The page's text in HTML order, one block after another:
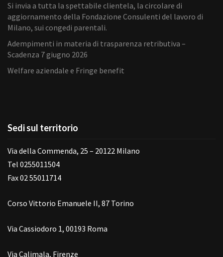
Si invia a tutta la spettabile clientela, la circolare di
aggiornamento della Fondazione Consulenti del lavoro di
Milano, sui congedi parentali.
Adempimenti in materia di trasparenza retributiva –
Scadenza 7 giugno 2026
Welfare aziendale e Fringe benefit
Sedi sul territorio
Via della Commenda, 25 – 20122 Milano
Tel 0255011504
Fax 02 55011714
Corso Vittorio Emanuele II, 87 Torino
Via Cassiodoro 1, 00193 Roma
Via Calimala, Firenze